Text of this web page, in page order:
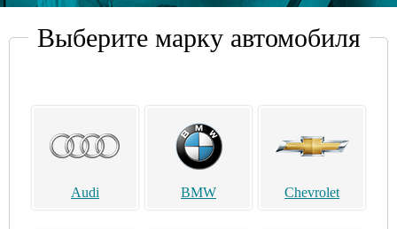
Выберите марку автомобиля
Audi BMW Chevrolet